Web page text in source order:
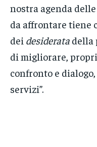
nostra agenda
da affrontare tiene
dei desiderata della
di migliorare,
confronto e
servizi”.